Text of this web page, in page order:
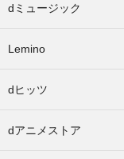
dミュージック
Lemino
dヒッツ
dアニメストア